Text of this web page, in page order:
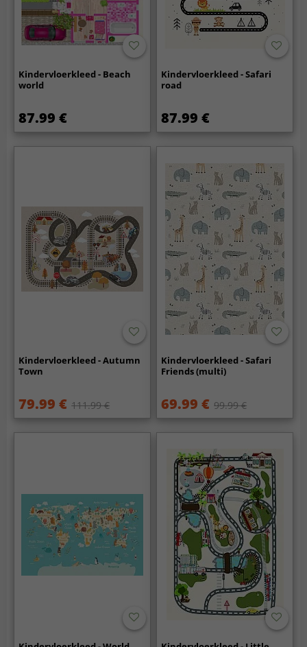
Kindervloerkleed - Beach
world
87.99 €
Kindervloerkleed - Safari
road
87.99 €
Kindervloerkleed - Autumn
Town
79.99 € 111.99 €
Kindervloerkleed - Safari
Friends (multi)
69.99 € 99.99 €